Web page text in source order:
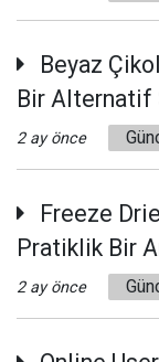
Beyaz
Bir Alternatif
2 ay önce
Freeze
Pratiklik Bir
2 ay önce